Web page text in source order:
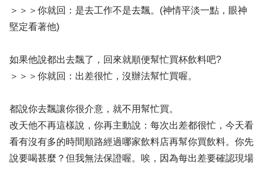
＞＞＞你就回：是去工作不是去飄。(神情平淡一點，眼神
堅定看著他)
如果他說都出去飄了，回來就順便幫忙買杯飲料吧?
＞＞＞你就回：出差很忙，沒辦法幫忙買喔。
都說你去飄讓你很介意，就不用幫忙買。
改天他不再這樣說，你再主動說：每次出差都很忙，今天看
看有沒有多的時間順路經過哪家飲料店再幫你買飲料。你先
說要喝甚麼？但我無法保證喔。唉，因為每出差要確認現場